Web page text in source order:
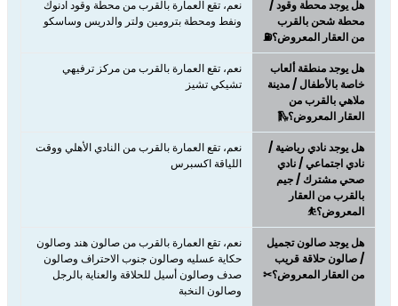
هل يوجد محطة وقود /
محطة شحن بالقرب
من العقار المعروض؟⛽
نعم، تقع العمارة بالقرب من محطة وقود ادنوك
ونفط ومحطة بترومين ولتر والدريس وساسكو
هل يوجد منطقة ألعاب
خاصة بالأطفال / مدينة
ملاهي بالقرب من
العقار المعروض؟🛝
نعم، تقع العمارة بالقرب من مركز ترفيهي
تشيكي تشيز
هل يوجد نادي رياضية /
نادي اجتماعي / نادي
صحي مشترك / جيم
بالقرب من العقار
المعروض؟⛹
نعم، تقع العمارة بالقرب من النادي الأهلي ووقت
اللياقة اكسبرس
هل يوجد صالون تجميل
/ صالون حلاقة قريب
من العقار المعروض؟✂
نعم، تقع العمارة بالقرب من صالون هند وصالون
حكاية عسليه وصالون جنوب الاحتراف وصالون
صدف وصالون أسيل للحلاقة والعناية بالرجل
وصالون النخبة